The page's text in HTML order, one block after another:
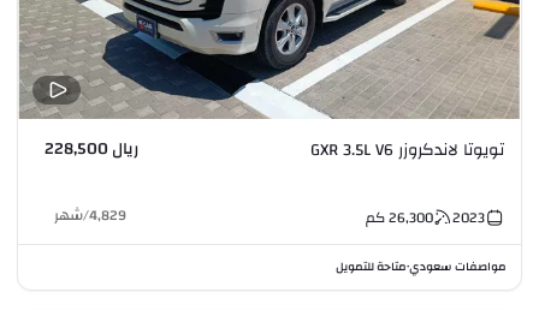
تويوتا لاندكروزر GXR 3.5L V6 ريال 228,500
2023
26,300كم 4,829
/شهر
مواصفات سعودي•متاحة للتمويل